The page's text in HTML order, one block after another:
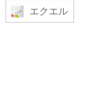
エクエル